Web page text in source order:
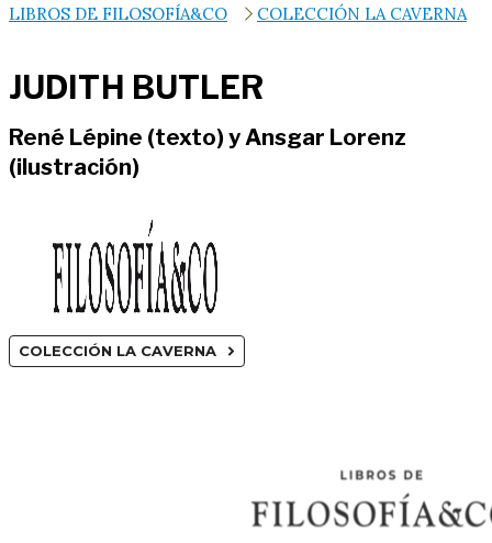
LIBROS DE FILOSOFÍA&CO COLECCIÓN LA CAVERNA
JUDITH BUTLER
René Lépine (texto) y Ansgar Lorenz
(ilustración)
COLECCIÓN LA CAVERNA